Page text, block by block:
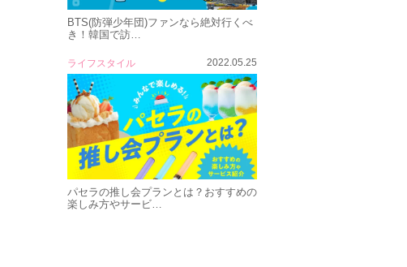
BTS(防弾少年団)ファンなら絶対行くべ
き！韓国で訪…
ライフスタイル 2022.05.25
パセラの推し会プランとは？おすすめの
楽しみ方やサービ…